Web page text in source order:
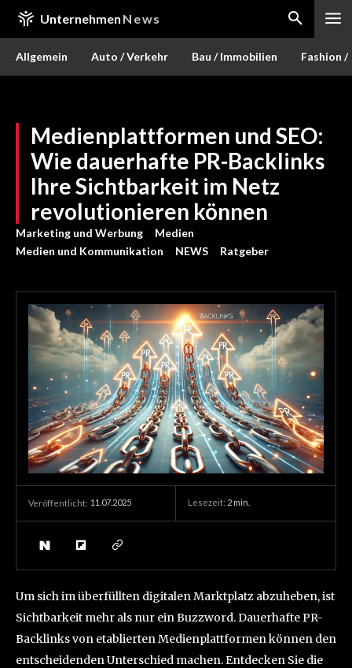
Unternehmen News
Allgemein Auto / Verkehr Bau / Immobilien Fashion /
Medienplattformen und SEO:
Wie dauerhafte PR-Backlinks
Ihre Sichtbarkeit im Netz
revolutionieren können
Marketing und Werbung
Medien
Medien und Kommunikation
NEWS Ratgeber
Veröffentlicht: 11.07.2025 Lesezeit: 2 min.
Um sich im überfüllten digitalen Marktplatz abzuheben, ist
Sichtbarkeit mehr als nur ein Buzzword. Dauerhafte PR-
Backlinks von etablierten Medienplattformen können den
entscheidenden Unterschied machen. Entdecken Sie die